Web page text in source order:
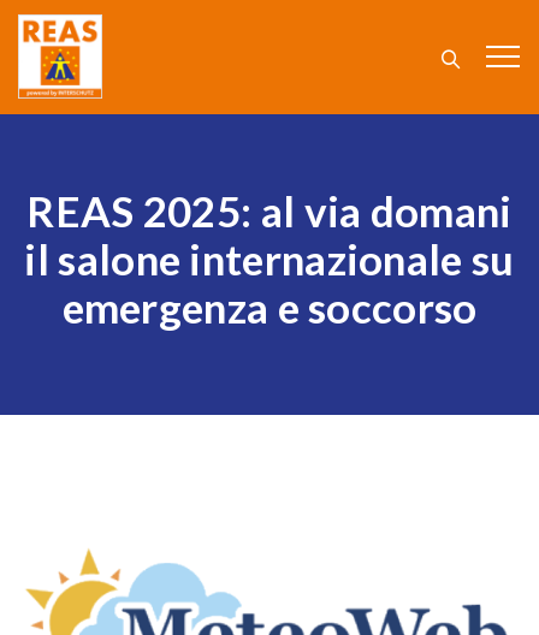
REAS 2025: al via domani
il salone internazionale su
emergenza e soccorso